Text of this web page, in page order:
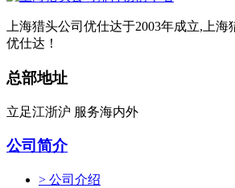
上海猎头公司优仕达于2003年成立,上
优仕达！
总部地址
立足江浙沪 服务海内外
公司简介
> 公司介绍